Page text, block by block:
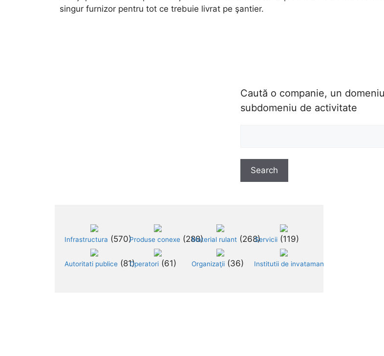
singur furnizor pentru tot ce trebuie livrat pe şantier.
Caută o companie, un
subdomeniu de activitate
Infrastructura (570)
Produse conexe (288)
Material rulant (268)
Servicii
Autoritati publice (81)
Operatori Organizaţii Institutii de invatamant